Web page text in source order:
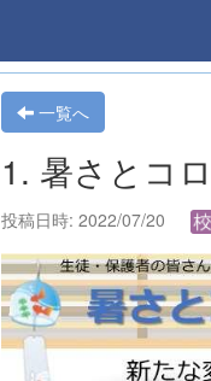
一覧へ
1. 暑さとコ
投稿日時: 2022/07/20